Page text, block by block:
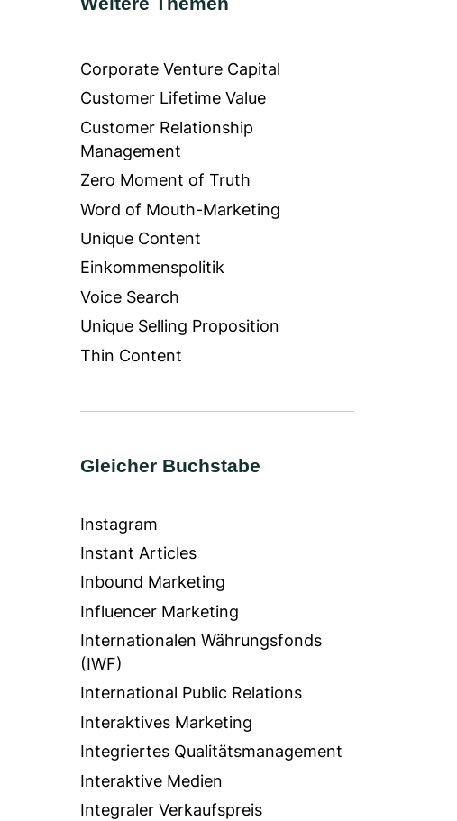
Corporate Venture Capital
Customer Lifetime Value
Customer Relationship
Management
Zero Moment of Truth
Word of Mouth-Marketing
Unique Content
Einkommenspolitik
Voice Search
Unique Selling Proposition
Thin Content
Gleicher Buchstabe
Instagram
Instant Articles
Inbound Marketing
Influencer Marketing
Internationalen Währungsfonds
(IWF)
International Public Relations
Interaktives Marketing
Integriertes Qualitätsmanagement
Interaktive Medien
Integraler Verkaufspreis